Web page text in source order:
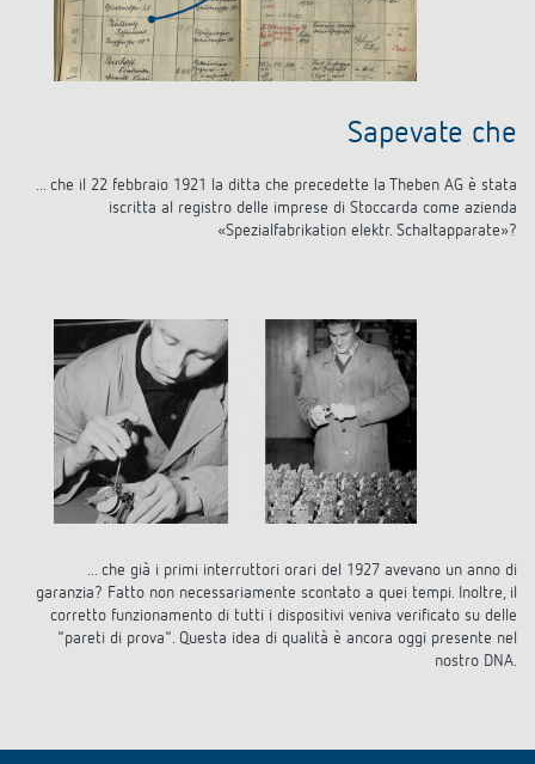
Sapevate che
... che il 22 febbraio 1921 la ditta che precedette la Theben AG è stata
iscritta al registro delle imprese di Stoccarda come azienda
«Spezialfabrikation elektr. Schaltapparate»?
... che già i primi interruttori orari del 1927 avevano un anno di
garanzia? Fatto non necessariamente scontato a quei tempi. Inoltre, il
corretto funzionamento di tutti i dispositivi veniva verificato su delle
"pareti di prova". Questa idea di qualità è ancora oggi presente nel
nostro DNA.